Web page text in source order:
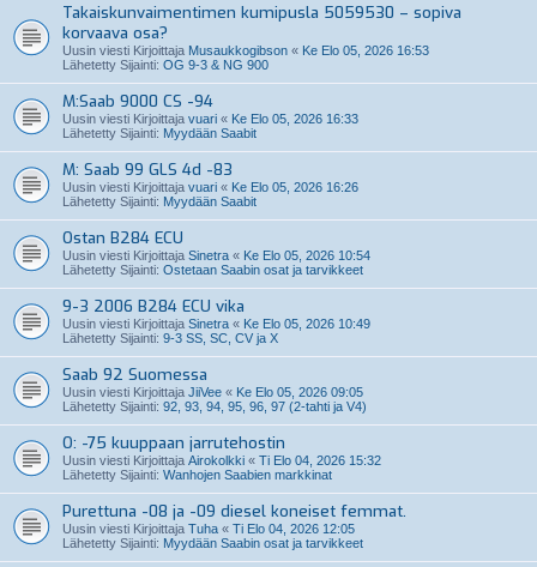
Takaiskunvaimentimen kumipusla 5059530 – sopiva
korvaava osa?
Uusin viesti Kirjoittaja Musaukkogibson « Ke Elo 05, 2026 16:53
Lähetetty Sijainti: OG 9-3 & NG 900
M:Saab 9000 CS -94
Uusin viesti Kirjoittaja vuari « Ke Elo 05, 2026 16:33
Lähetetty Sijainti: Myydään Saabit
M: Saab 99 GLS 4d -83
Uusin viesti Kirjoittaja vuari « Ke Elo 05, 2026 16:26
Lähetetty Sijainti: Myydään Saabit
Ostan B284 ECU
Uusin viesti Kirjoittaja Sinetra « Ke Elo 05, 2026 10:54
Lähetetty Sijainti: Ostetaan Saabin osat ja tarvikkeet
9-3 2006 B284 ECU vika
Uusin viesti Kirjoittaja Sinetra « Ke Elo 05, 2026 10:49
Lähetetty Sijainti: 9-3 SS, SC, CV ja X
Saab 92 Suomessa
Uusin viesti Kirjoittaja JiiVee « Ke Elo 05, 2026 09:05
Lähetetty Sijainti: 92, 93, 94, 95, 96, 97 (2-tahti ja V4)
O: -75 kuuppaan jarrutehostin
Uusin viesti Kirjoittaja Airokolkki « Ti Elo 04, 2026 15:32
Lähetetty Sijainti: Wanhojen Saabien markkinat
Purettuna -08 ja -09 diesel koneiset femmat.
Uusin viesti Kirjoittaja Tuha « Ti Elo 04, 2026 12:05
Lähetetty Sijainti: Myydään Saabin osat ja tarvikkeet